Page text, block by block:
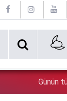
Özel'e şok!Günün